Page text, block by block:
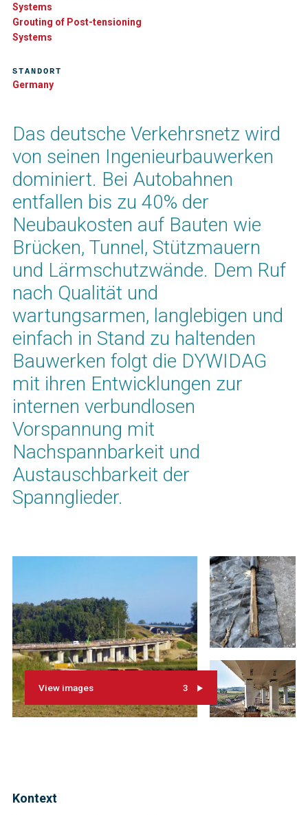
Das deutsche Verkehrsnetz wird
von seinen Ingenieurbauwerken
dominiert. Bei Autobahnen
entfallen bis zu 40% der
Neubaukosten auf Bauten wie
Brücken, Tunnel, Stützmauern
und Lärmschutzwände. Dem Ruf
nach Qualität und
wartungsarmen, langlebigen und
einfach in Stand zu haltenden
Bauwerken folgt die DYWIDAG
mit ihren Entwicklungen zur
internen verbundlosen
Vorspannung mit
Nachspannbarkeit und
Austauschbarkeit der
Spannglieder.
View images 3
Kontext
Systems
Grouting of Post-tensioning
Systems
STANDORT
Germany